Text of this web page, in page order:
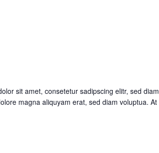
sit amet, consetetur sadipscing elitr, sed diam
magna aliquyam erat, sed diam voluptua. At